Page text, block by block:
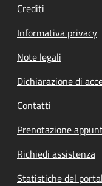
Crediti
Informativa privacy
Note legali
Dichiarazione di
Contatti
Prenotazione
Richiedi assistenza
Statistiche del